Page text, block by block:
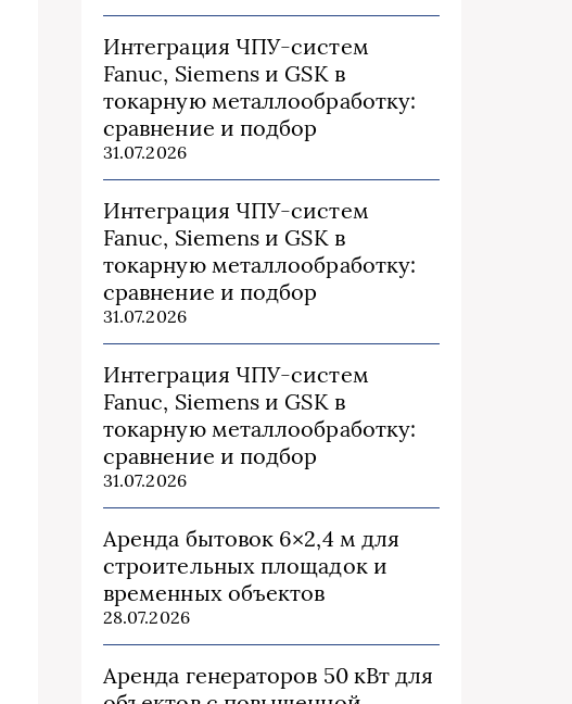
Интеграция ЧПУ-систем
Fanuc, Siemens и GSK в
токарную металлообработку:
сравнение и подбор
31.07.2026
Интеграция ЧПУ-систем
Fanuc, Siemens и GSK в
токарную металлообработку:
сравнение и подбор
31.07.2026
Интеграция ЧПУ-систем
Fanuc, Siemens и GSK в
токарную металлообработку:
сравнение и подбор
31.07.2026
Аренда бытовок 6×2,4 м для
строительных площадок и
временных объектов
28.07.2026
Аренда генераторов 50 кВт для